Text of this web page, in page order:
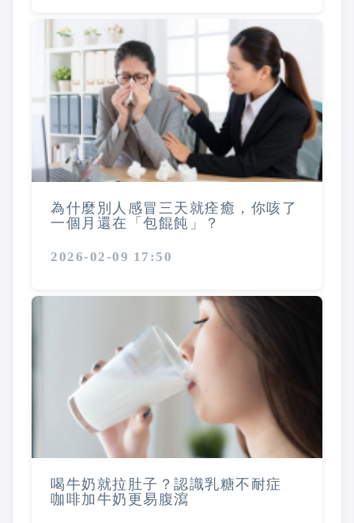
為什麼別人感冒三天就痊癒，你咳了
一個月還在「包餛飩」？
2026-02-09 17:50
喝牛奶就拉肚子？認識乳糖不耐症
咖啡加牛奶更易腹瀉